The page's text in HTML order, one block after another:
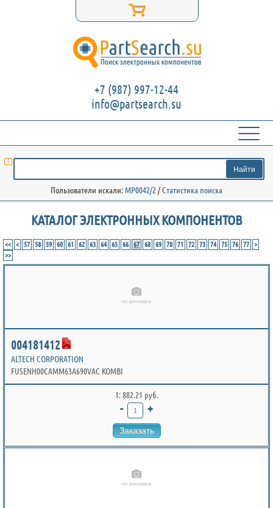
+7 (987) 997-12-44
info@partsearch.su
Пользователи искали: MP0042/2 /Статистика поиска
КАТАЛОГ ЭЛЕКТРОННЫХ КОМПОНЕНТОВ
<< < 57 58 59 60 61 62 63 64 65 66 67 68 69 70 71 72 73 74 75 76 77
>
>>
004181412
ALTECH CORPORATION
FUSENH00CAMM63A690VAC KOMBI
1: 882.21 руб.
- +
Заказать